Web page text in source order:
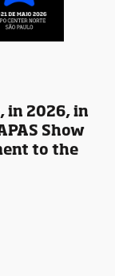
in 2026, in
Show
to the